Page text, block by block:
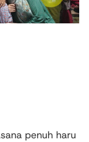
penuh haru